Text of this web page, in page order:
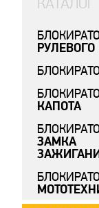
КАТАЛОГ
КАПОТА
ЗАМКА